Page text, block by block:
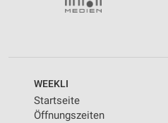
WEEKLI
Startseite
Öffnungszeiten